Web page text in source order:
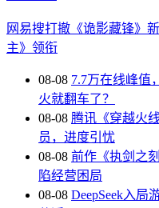
网易搜打撤《诡影藏锋》
主》领衔
08-08 7.7万在线峰值
火就翻车了？
08-08 腾讯《穿越火
员，进度引忧
08-08 前作《执剑之
陷经营困局
08-08 DeepSeek入局